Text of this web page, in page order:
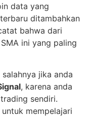
data yang
ditambahkan
bahwa dari
ini yang paling
jika anda
, karena anda
sendiri.
mempelajari